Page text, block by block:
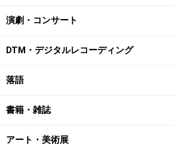
演劇・コンサート
DTM・デジタルレコーディング
落語
書籍・雑誌
アート・美術展